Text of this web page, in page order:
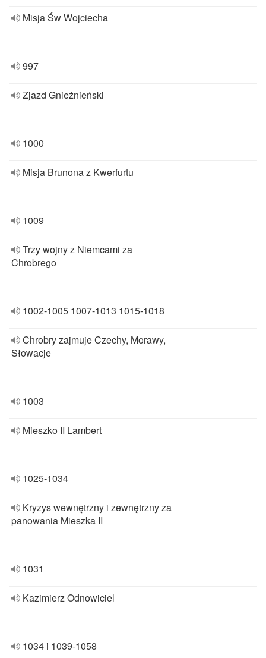
Misja Św Wojciecha
997
Zjazd Gnieźnieński
1000
Misja Brunona z Kwerfurtu
1009
Trzy wojny z Niemcami za
Chrobrego
1002-1005 1007-1013 1015-1018
Chrobry zajmuje Czechy, Morawy,
Słowacje
1003
Mieszko II Lambert
1025-1034
Kryzys wewnętrzny i zewnętrzny za
panowania Mieszka II
1031
Kazimierz Odnowiciel
1034 i 1039-1058